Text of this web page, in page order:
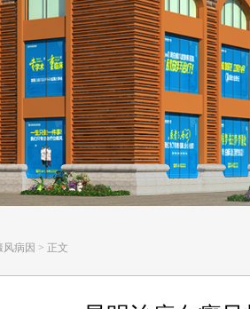
风病因 > 正文